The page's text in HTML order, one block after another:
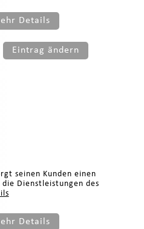
Details
Eintrag ändern
seinen Kunden einen
Dienstleistungen des
Details